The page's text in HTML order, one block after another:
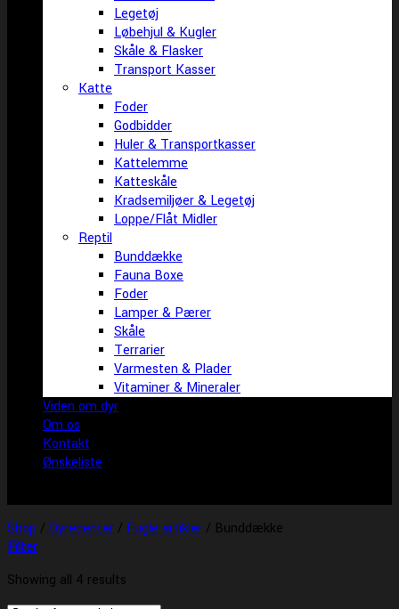
Legetøj
Løbehjul & Kugler
Skåle & Flasker
Transport Kasser
Katte
Foder
Godbidder
Huler & Transportkasser
Kattelemme
Katteskåle
Kradsemiljøer & Legetøj
Loppe/Flåt Midler
Reptil
Bunddække
Fauna Boxe
Foder
Lamper & Pærer
Skåle
Terrarier
Varmesten & Plader
Vitaminer & Mineraler
Viden om dyr
Om os
Kontakt
Ønskeliste
Shop / Dyrecenter / Fugle artikler / Bunddække
Filter
Showing all 4 results